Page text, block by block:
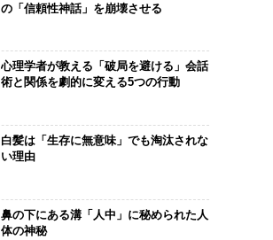
の「信頼性神話」を崩壊させる
心理学者が教える「破局を避ける」会話
術と関係を劇的に変える5つの行動
白髪は「生存に無意味」でも淘汰されな
い理由
鼻の下にある溝「人中」に秘められた人
体の神秘